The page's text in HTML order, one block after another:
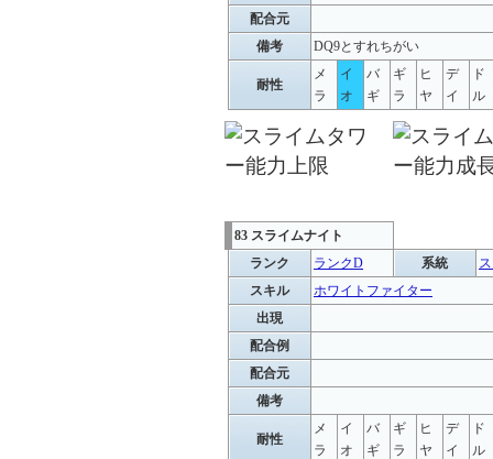
配合元
備考
DQ9とすれちがい
耐性
メ
ラ
イ
オ
バ
ギ
ギ
ラ
ヒ
ヤ
デ
イ
ド
ル
83 スライムナイト
ランク
ランクD 系統
スキル
ホワイトファイター
出現
配合例
配合元
備考
耐性
メ
ラ
イ
オ
バ
ギ
ギ
ラ
ヒ
ヤ
デ
イ
ド
ル